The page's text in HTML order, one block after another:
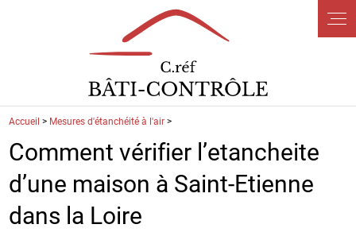
Accueil > Mesures d'étanchéité à l'air>
Comment vérifier l’etancheite
d’une maison à Saint-Etienne
dans la Loire
Panneau de gestion des cookies